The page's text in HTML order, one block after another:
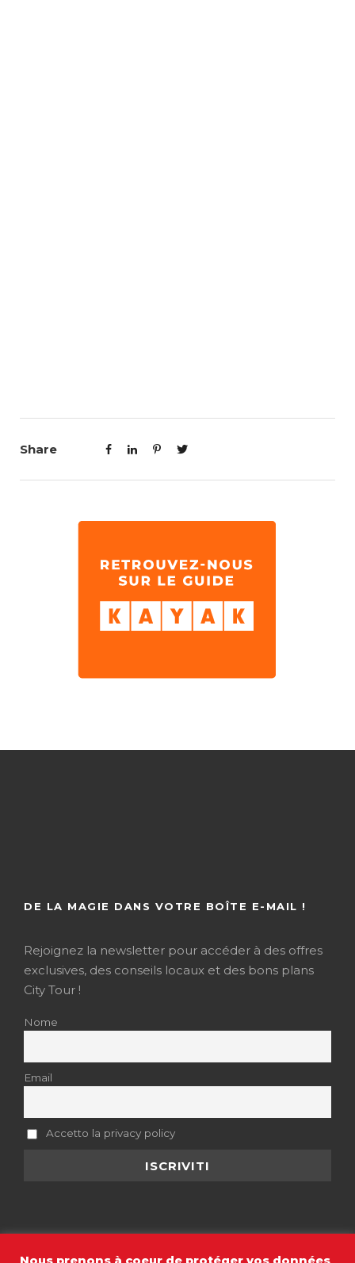
Share
DE LA MAGIE DANS VOTRE BOÎTE E-MAIL !
Rejoignez la newsletter pour accéder à des offres
exclusives, des conseils locaux et des bons plans
City Tour !
Nome
Email
Accetto la privacy policy